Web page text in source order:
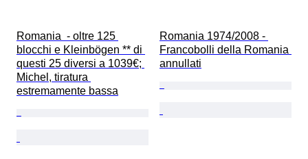
Romania  - oltre 125
blocchi e Kleinbögen ** di
questi 25 diversi a 1039€;
Michel, tiratura
estremamente bassa
Romania 1974/2008 -
Francobolli della Romania
annullati